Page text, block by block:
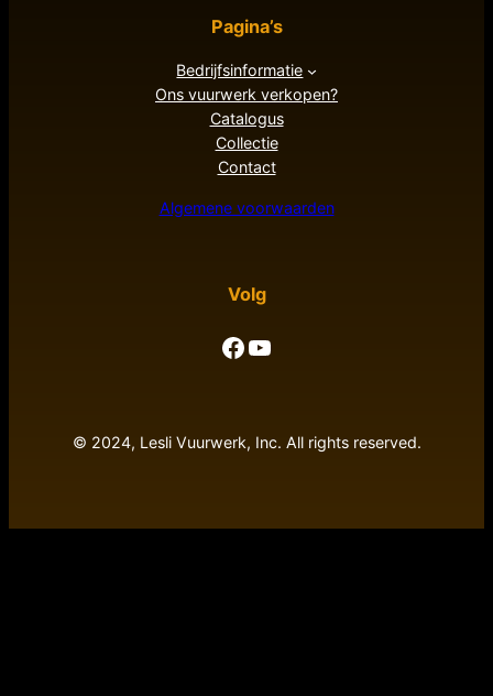
Pagina’s
Bedrijfsinformatie
Ons vuurwerk verkopen?
Catalogus
Collectie
Contact
Algemene voorwaarden
Volg
Facebook YouTube
© 2024, Lesli Vuurwerk, Inc. All rights reserved.